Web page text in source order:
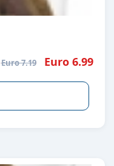
Euro 7.19 Euro 6.99